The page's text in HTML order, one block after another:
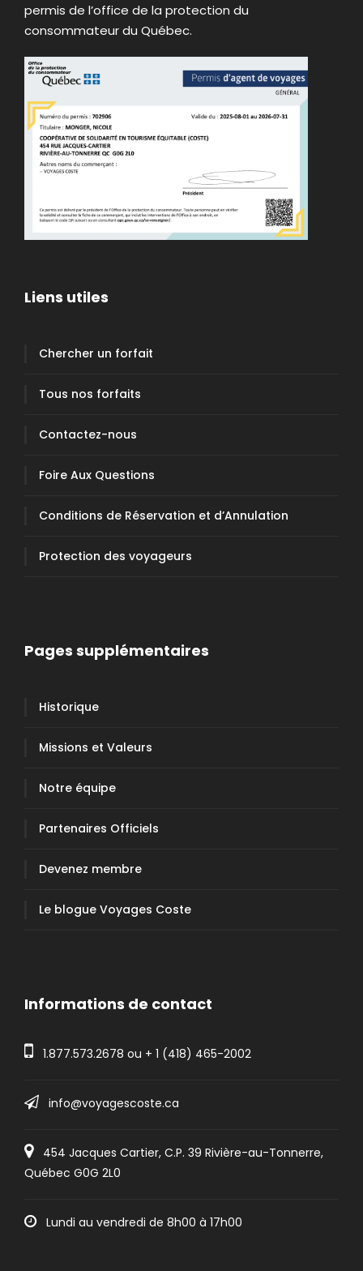
permis de l’office de la protection du
consommateur du Québec.
Liens utiles
Chercher un forfait
Tous nos forfaits
Contactez-nous
Foire Aux Questions
Conditions de Réservation et d’Annulation
Protection des voyageurs
Pages supplémentaires
Historique
Missions et Valeurs
Notre équipe
Partenaires Officiels
Devenez membre
Le blogue Voyages Coste
Informations de contact
1.877.573.2678 ou + 1 (418) 465-2002
info@voyagescoste.ca
454 Jacques Cartier, C.P. 39 Rivière-au-Tonnerre,
Québec G0G 2L0
Lundi au vendredi de 8h00 à 17h00